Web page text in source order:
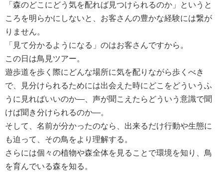
「森のどこにどう気を配れば見つけられるのか」というと
ころを明らかにしないと、お客さんの豊かな経験には繋が
りません。
「見て分かるようになる」のはお客さんですから。
この日は鳥見ツアー。
遊歩道を歩く際にどんな場所に気を配りながら歩くべき
で、見分けられるためには出会えた時にどこをどういうふ
うに見ればいいのか―、声が聞こえたらどういう意識で聞
けば聞き分けられるのか―。
そして、名前が分かったのなら、出来るだけ行動や生態に
も迫って、その鳥をより理解する。
さらには個々の植物や森全体を見ることで環境を知り、鳥
を育んでいる森を知る。